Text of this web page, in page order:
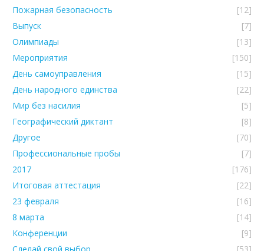
Пожарная безопасность
[12]
Выпуск
[7]
Олимпиады
[13]
Мероприятия
[150]
День самоуправления
[15]
День народного единства
[22]
Мир без насилия
[5]
Географический диктант
[8]
Другое
[70]
Профессиональные пробы
[7]
2017
[176]
Итоговая аттестация
[22]
23 февраля
[16]
8 марта
[14]
Конференции
[9]
Сделай свой выбор
[53]